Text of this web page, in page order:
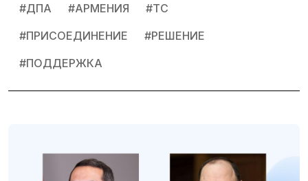
#ДПА #АРМЕНИЯ #ТС
#ПРИСОЕДИНЕНИЕ #РЕШЕНИЕ
#ПОДДЕРЖКА